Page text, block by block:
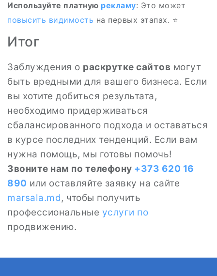
Используйте платную рекламу: Это может
повысить видимость на первых этапах. ⭐
Итог
Заблуждения о раскрутке сайтов могут
быть вредными для вашего бизнеса. Если
вы хотите добиться результата,
необходимо придерживаться
сбалансированного подхода и оставаться
в курсе последних тенденций. Если вам
нужна помощь, мы готовы помочь!
Звоните нам по телефону +373 620 16
890 или оставляйте заявку на сайте
marsala.md, чтобы получить
профессиональные услуги по
продвижению.